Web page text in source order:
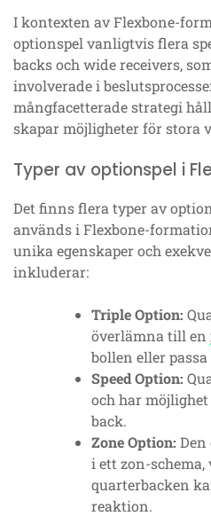
I kontexten av Flexbone-
optionspel vanligtvis flera
backs och wide receivers,
involverade i
mångfacetterade strategi
skapar möjligheter för stora
Typer av optionspel i
Det finns flera typer av
används i Flexbone-
unika egenskaper och
inkluderar:
Triple Option:
överlämna till en
bollen eller
Speed Option:
och har
back.
Zone Option:
i ett zon-
quarterbacken
reaktion.